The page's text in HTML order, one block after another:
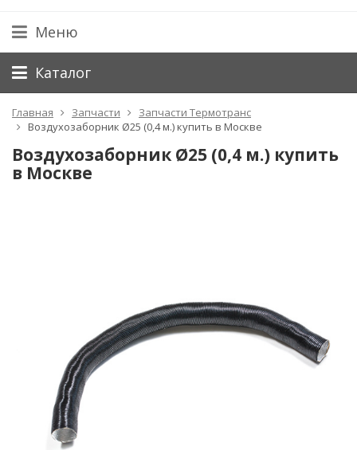
Меню
Каталог
Главная Запчасти
Запчасти Термотранс
Воздухозаборник Ø25 (0,4 м.) купить в Москве
Воздухозаборник Ø25 (0,4 м.) купить
в Москве